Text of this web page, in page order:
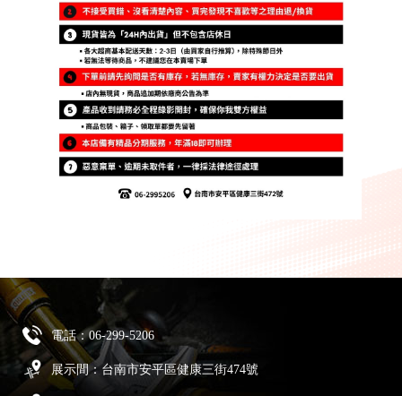
電話：06-299-5206
展示間：台南市安平區健康三街474號